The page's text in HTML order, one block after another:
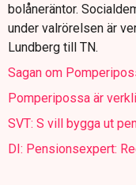
bolåneräntor.
under valrörelsen är
Lundberg till TN.
Sagan om
Pomperipossa är
SVT: S vill bygga ut
DI: Pensionsexpert: